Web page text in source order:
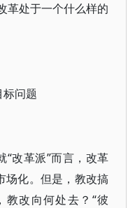
革处于一个什么样的
问题
“改革派”而言，改革
场化。但是，教改搞
教改向何处去？“彼